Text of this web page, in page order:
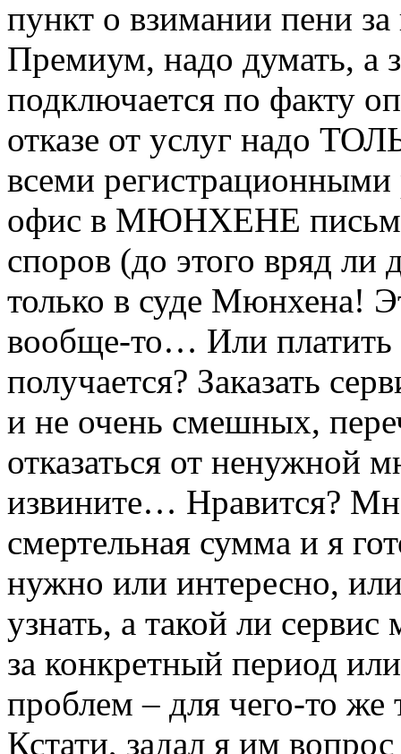
пункт о взимании пени
Премиум, надо думать, а
подключается по факту
отказе от услуг надо
всеми
офис в МЮНХЕНЕ
споров (до этого вряд ли
только в суде Мюнхена!
вообще-то… Или платить
получается? Заказать
и не очень смешных,
отказаться от ненужной
извините… Нравится?
смертельная сумма и я
нужно или интересно,
узнать, а такой ли
за конкретный период
проблем – для чего-то же
Кстати, задал я им